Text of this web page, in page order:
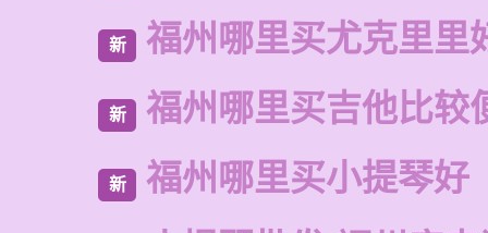
新 福州哪里买尤克里里
新 福州哪里买吉他比较
新 福州哪里买小提琴好